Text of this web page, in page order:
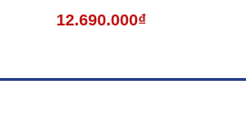
12.690.000₫